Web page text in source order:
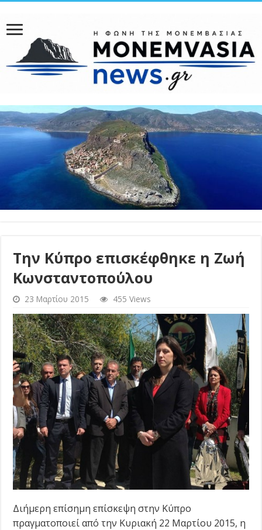
Την Κύπρο επισκέφθηκε η Ζωή
Κωνσταντοπούλου
23 Μαρτίου 2015 455 Views
Διήμερη επίσημη επίσκεψη στην Κύπρο
πραγματοποιεί από την Κυριακή 22 Μαρτίου 2015, η